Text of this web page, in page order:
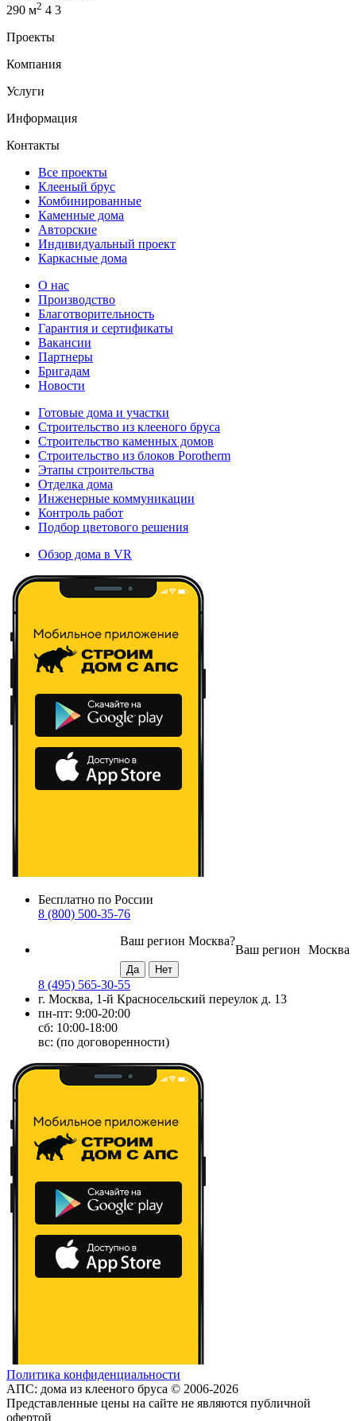
290 м2 4 3
Проекты
Компания
Услуги
Информация
Контакты
Все проекты
Клееный брус
Комбинированные
Каменные дома
Авторские
Индивидуальный проект
Каркасные дома
О нас
Производство
Благотворительность
Гарантия и сертификаты
Вакансии
Партнеры
Бригадам
Новости
Готовые дома и участки
Строительство из клееного бруса
Строительство каменных домов
Строительство из блоков Porotherm
Этапы строительства
Отделка дома
Инженерные коммуникации
Контроль работ
Подбор цветового решения
Обзор дома в VR
Бесплатно по России
8 (800) 500-35-76
Москва
Ваш регион
Ваш регион Москва?
8 (495) 565-30-55
г. Москва, 1-й Красносельский переулок д. 13
пн-пт: 9:00-20:00
сб: 10:00-18:00
вс: (по договоренности)
Политика конфиденциальности
АПС: дома из клееного бруса © 2006-2026
Представленные цены на сайте не являются публичной
офертой